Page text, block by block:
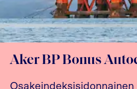
Aker BP Bonus
Osakeindeksisidonnainen